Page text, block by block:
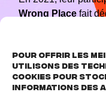
Pour offrir les
utilisons des
cookies pour
informations des
Wrong Place fait
Is The New Dope,
années 90 et
à la technologie.